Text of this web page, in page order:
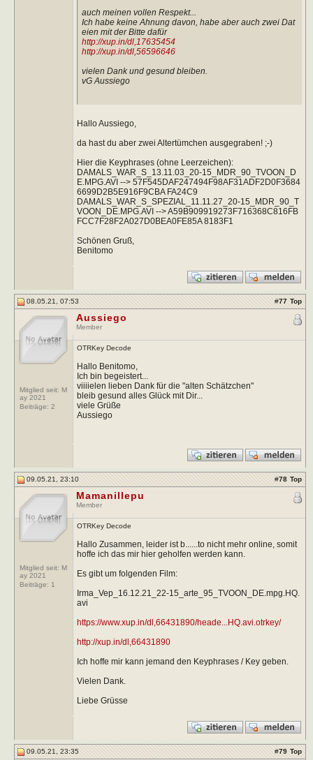
auch meinen vollen Respekt...
Ich habe keine Ahnung davon, habe aber auch zwei Dat
eien mit der Bitte dafür
http://xup.in/dl,17635454
http://xup.in/dl,56596646
vielen Dank und gesund bleiben.
vG Aussiego
Hallo Aussiego,
da hast du aber zwei Altertümchen ausgegraben! ;-)
Hier die Keyphrases (ohne Leerzeichen):
DAMALS_WAR_S_13.11.03_20-15_MDR_90_TVOON_D
E.MPG.AVI --> 57F545DAF247494F98AF31ADF2D0F3684
6699D2B5E916F9CBA FA24C9
DAMALS_WAR_S_SPEZIAL_11.11.27_20-15_MDR_90_T
VOON_DE.MPG.AVI --> A59B909919273F716368C816FB
FCC7F28F2A027D0BEA0FE85A 8183F1
Schönen Gruß,
Benitomo
08.05.21, 07:53 #77 Top
Mitglied seit: M
ay 2021
Beiträge: 2
Aussiego
Member
OTRKey Decode
Hallo Benitomo,
Ich bin begeistert...
viiiielen lieben Dank für die "alten Schätzchen"
bleib gesund alles Glück mit Dir...
viele Grüße
Aussiego
09.05.21, 23:10 #78 Top
Mitglied seit: M
ay 2021
Beiträge: 1
Mamanillepu
Member
OTRKey Decode
Hallo Zusammen, leider ist b......to nicht mehr online, somit
hoffe ich das mir hier geholfen werden kann.
Es gibt um folgenden Film:
Irma_Vep_16.12.21_22-15_arte_95_TVOON_DE.mpg.HQ.
avi
https://www.xup.in/dl,66431890/heade...HQ.avi.otrkey/
http://xup.in/dl,66431890
Ich hoffe mir kann jemand den Keyphrases / Key geben.
Vielen Dank.
Liebe Grüsse
09.05.21, 23:35 #79 Top